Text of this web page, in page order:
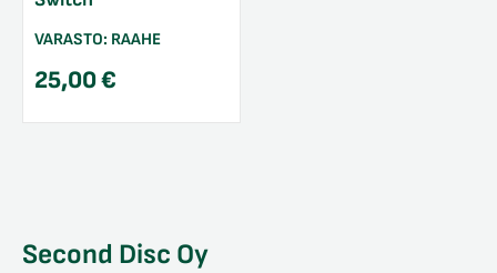
VARASTO: RAAHE
25,00€
Second Disc Oy